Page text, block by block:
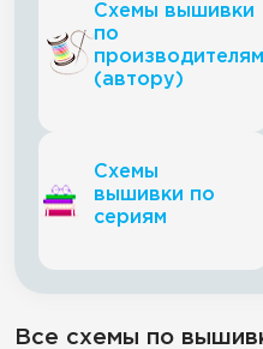
Схемы вышивки
по
производителям
(автору)
Схемы
вышивки по
сериям
Все схемы по